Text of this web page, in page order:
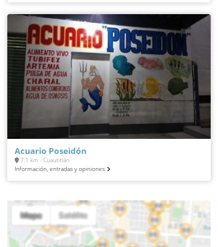
Acuario Poseidón
7.1 km - Cuautitlán
Información, entradas y opiniones